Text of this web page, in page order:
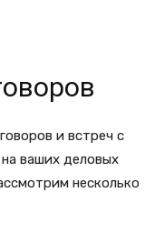
и встреч с
ваших деловых
несколько